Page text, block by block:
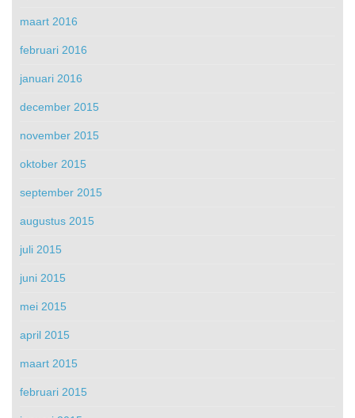
maart 2016
februari 2016
januari 2016
december 2015
november 2015
oktober 2015
september 2015
augustus 2015
juli 2015
juni 2015
mei 2015
april 2015
maart 2015
februari 2015